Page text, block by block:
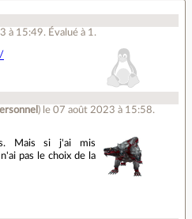
à 15:49. Évalué à 1 .
) le 07 août 2023 à 15:58.
Mais si j'ai mis
pas le choix de la